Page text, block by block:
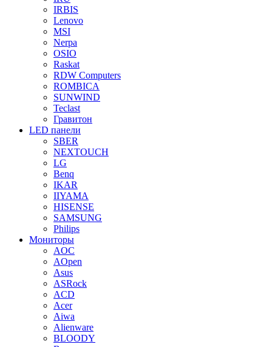
IRBIS
Lenovo
MSI
Nerpa
OSIO
Raskat
RDW Computers
ROMBICA
SUNWIND
Teclast
Гравитон
LED панели
SBER
NEXTOUCH
LG
Benq
IKAR
IIYAMA
HISENSE
SAMSUNG
Philips
Мониторы
AOC
AOpen
Asus
ASRock
ACD
Acer
Aiwa
Alienware
BLOODY